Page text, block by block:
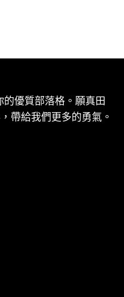
優質部落格。願真田
帶給我們更多的勇氣。